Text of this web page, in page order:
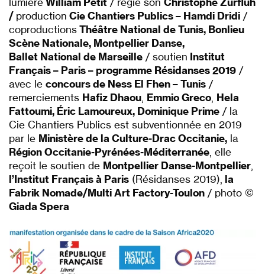
/ production Cie Chantiers Publics – Hamdi Dridi /
coproductionsThéâtre National de Tunis, Bonlieu
Scène Nationale, Montpellier Danse,
Ballet National de Marseille / soutien Institut
Français – Paris – programme Résidanses 2019 /
avec le concours de Ness El Fhen – Tunis /
remerciements Hafiz Dhaou Emmio Greco Hela
Fattoumi, Éric Lamoureux, Dominique Prime / la
Cie Chantiers Publics est subventionnée en 2019
par le Ministère de la Culture-Drac Occitanie, la
Région Occitanie-Pyrénées-Méditerranée , elle
reçoit le soutien de Montpellier Danse-Montpellier
l’Institut Français à Paris (Résidanses 2019), la
Fabrik Nomade/Multi Art Factory-Toulon / photo ©
Giada Spera